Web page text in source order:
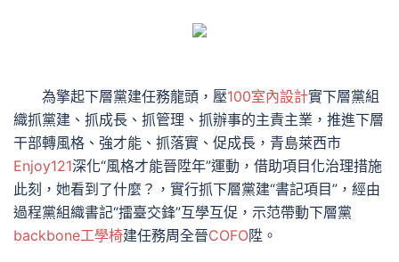
為擎起下層黨建任務龍頭，壓100室內設計實下層黨組
織抓黨建、抓成長、抓管理、抓辦事的主責主業，推進下層
干部轉風格、強才能、抓落實、促成長，青島萊西市
Enjoy121深化“風格才能晉陞年”運動，借助項目化治理措施
此刻，她看到了什麼？，實行抓下層黨建“書記項目”，經由
過程黨組織書記“擂臺交鋒”互學互促，示范帶動下層黨
backbone工學椅建任務周全晉COFO陞。